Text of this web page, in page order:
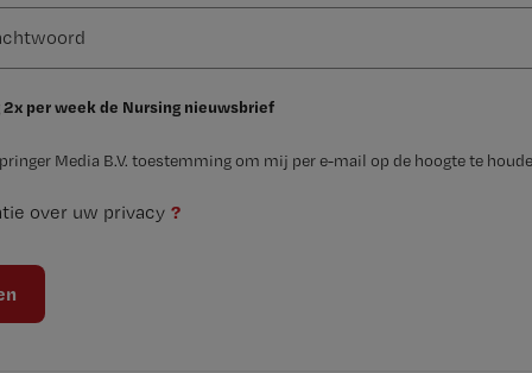
2x per week de Nursing nieuwsbrief
Media B.V. toestemming om mij per e-mail op de hoogte te
over uw privacy ?